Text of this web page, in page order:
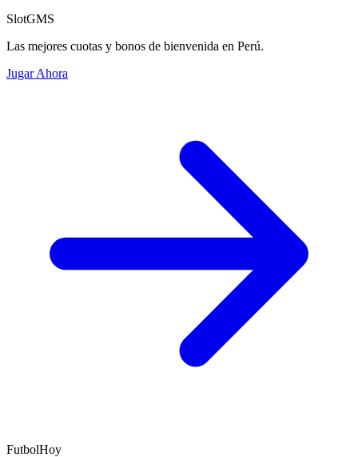
SlotGMS
Las mejores cuotas y bonos de bienvenida en Perú.
Jugar Ahora
FutbolHoy